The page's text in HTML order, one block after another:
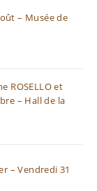
– Musée de
ROSELLO et
– Hall de la
– Vendredi 31